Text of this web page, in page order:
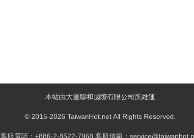
本站由大運聯和國際有限公司所維運
© 2015-2026 TaiwanHot.net All Rights Reserved.
客服電話：+886-2-8522-7968 客服信箱：